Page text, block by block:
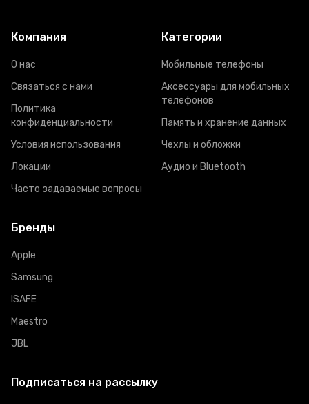
Компания
О нас
Связаться с нами
Политика
конфиденциальности
Условия использования
Локации
Часто задаваемые вопросы
Категории
Мобильные телефоны
Аксессуары для мобильных
телефонов
Память и хранение данных
Чехлы и обложки
Аудио и Bluetooth
Бренды
Apple
Samsung
ISAFE
Maestro
JBL
Подписаться на рассылку